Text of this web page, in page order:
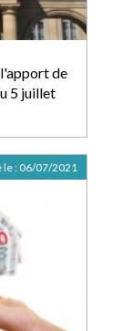
de
5 juillet
le : 06/07/2021